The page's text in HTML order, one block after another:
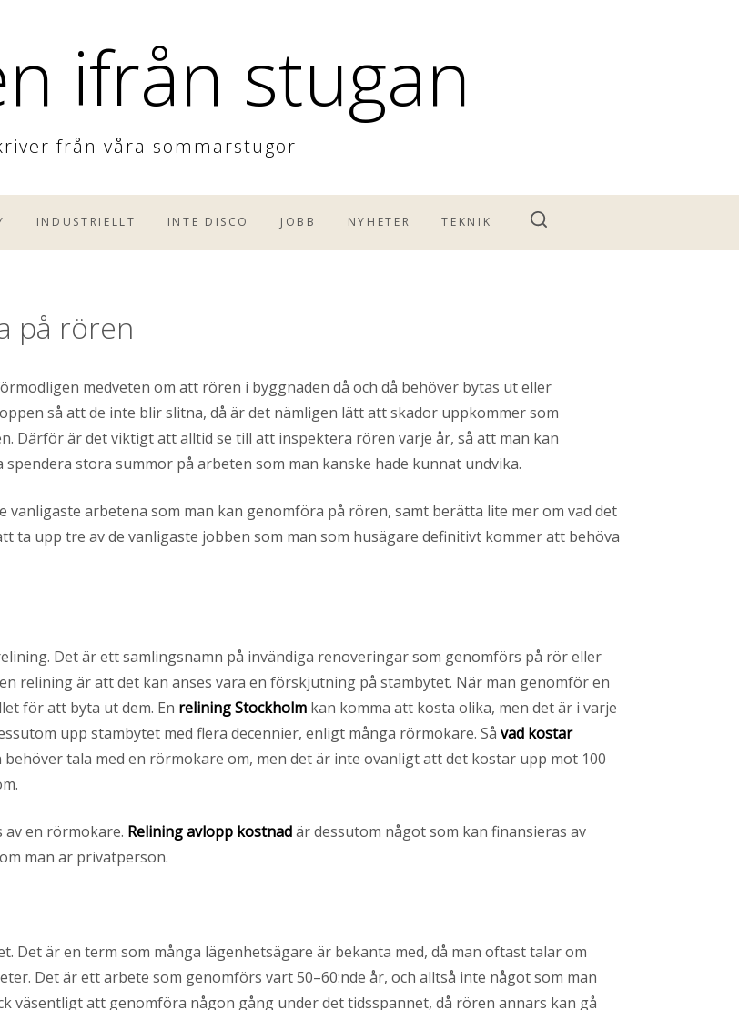
ifrån stugan
från våra sommarstugor
INDUSTRIELLT INTE DISCO JOBB NYHETER TEKNIK
på rören
medveten om att rören i byggnaden då och då behöver bytas ut eller
så att de inte blir slitna, då är det nämligen lätt att skador uppkommer som
Därför är det viktigt att alltid se till att inspektera rören varje år, så att man kan
stora summor på arbeten som man kanske hade kunnat undvika.
arbetena som man kan genomföra på rören, samt berätta lite mer om vad det
ta upp tre av de vanligaste jobben som man som husägare definitivt kommer att behöva
Det är ett samlingsnamn på invändiga renoveringar som genomförs på rör eller
relining är att det kan anses vara en förskjutning på stambytet. När man genomför en
för att byta ut dem. En relining Stockholm kan komma att kosta olika, men det är i varje
upp stambytet med flera decennier, enligt många rörmokare. Så vad kostar
tala med en rörmokare om, men det är inte ovanligt att det kostar upp mot 100
en rörmokare. Relining avlopp kostnadär dessutom något som kan finansieras av
man är privatperson.
Det är en term som många lägenhetsägare är bekanta med, då man oftast talar om
Det är ett arbete som genomförs vart 50–60:nde år, och alltså inte något som man
väsentligt att genomföra någon gång under det tidsspannet, då rören annars kan gå